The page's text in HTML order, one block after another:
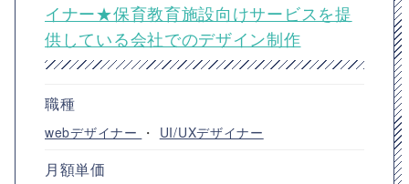
イナー★保育教育施設向けサービスを提
供している会社でのデザイン制作
職種
webデザイナー ・ UI/UXデザイナー
月額単価